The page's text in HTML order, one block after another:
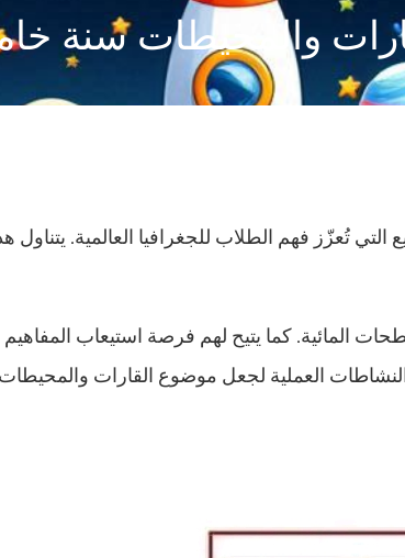
والمحيطات سنة
التي تُعزّز فهم الطلاب للجغرافيا العالمية.
المائية. كما يتيح لهم فرصة استيعاب
العملية لجعل موضوع القارات